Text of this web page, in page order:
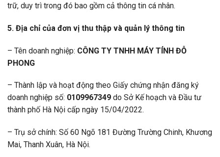
trữ, duy trì trong đó bao gồm cả thông tin cá nhân.
5. Địa chỉ của đơn vị thu thập và quản lý thông tin
– Tên doanh nghiệp: CÔNG TY TNHH MÁY TÍNH ĐỖ
PHONG
– Thành lập và hoạt động theo Giấy chứng nhận đăng ký
doanh nghiệp số: 0109967349 do Sở Kế hoạch và Đầu tư
thành phố Hà Nội cấp ngày 15/04/2022.
– Trụ sở chính: Số 60 Ngõ 181 Đường Trường Chinh, Khương
Mai, Thanh Xuân, Hà Nội.